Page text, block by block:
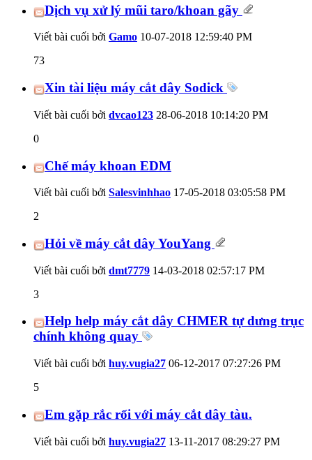
Dịch vụ xử lý mũi taro/khoan gãy
Viết bài cuối bởi Gamo 10-07-2018 12:59:40 PM
73
Xin tài liệu máy cắt dây Sodick
Viết bài cuối bởi dvcao123 28-06-2018 10:14:20 PM
0
Chế máy khoan EDM
Viết bài cuối bởi Salesvinhhao 17-05-2018 03:05:58 PM
2
Hỏi về máy cắt dây YouYang
Viết bài cuối bởi dmt7779 14-03-2018 02:57:17 PM
3
Help help máy cắt dây CHMER tự dưng trục
chính không quay
Viết bài cuối bởi huy.vugia27 06-12-2017 07:27:26 PM
5
Em gặp rắc rối với máy cắt dây tàu.
Viết bài cuối bởi huy.vugia27 13-11-2017 08:29:27 PM